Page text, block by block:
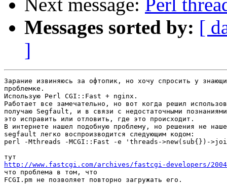
Next message: Perl
Messages sorted by: [
]
Зарание извиняюсь за офтопик, но хочу спросить у
проблемке.
Использую Perl CGI::Fast + nginx.
Работает все замечательно, но вот когда решил
получаю Segfault, и в связи с недостаточными
это исправить или отловить, где это происходит.
В интернете нашел подобную проблему, но решения не
segfault легко воспроизводится следующим кодом:
perl -Mthreads -MCGI::Fast -e 'threads->new(sub{})-
http://www.fastcgi.com/archives/fastcgi-developers/
что проблема в том, что
FCGI.pm не позволяет повторно загружать его.